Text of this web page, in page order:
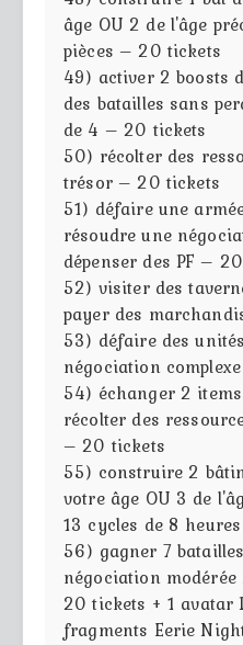
âge OU 2 de l'âge
pièces – 20 tickets
49) activer 2 boosts
des batailles sans
de 4 – 20 tickets
50) récolter des
trésor – 20 tickets
51) défaire une
résoudre une
dépenser des PF –
52) visiter des
payer des
53) défaire des
négociation
54) échanger 2
récolter des
– 20 tickets
55) construire 2
votre âge OU 3 de
13 cycles de 8
56) gagner 7
négociation modérée
20 tickets + 1 avatar
fragments Eerie